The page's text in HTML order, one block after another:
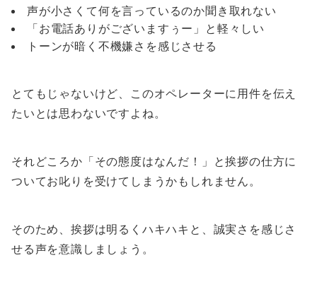
声が小さくて何を言っているのか聞き取れない
「お電話ありがございますぅー」と軽々しい
トーンが暗く不機嫌さを感じさせる
とてもじゃないけど、このオペレーターに用件を伝え
たいとは思わないですよね。
それどころか 「その態度はなんだ！」と挨拶の仕方に
ついてお叱りを受けてしまうかもしれません。
そのため、挨拶は明るくハキハキと、誠実さを感じさ
せる声を意識しましょう。